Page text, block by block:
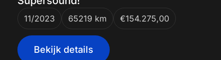
11/2023 65219 km €154.275,00
Bekijk details